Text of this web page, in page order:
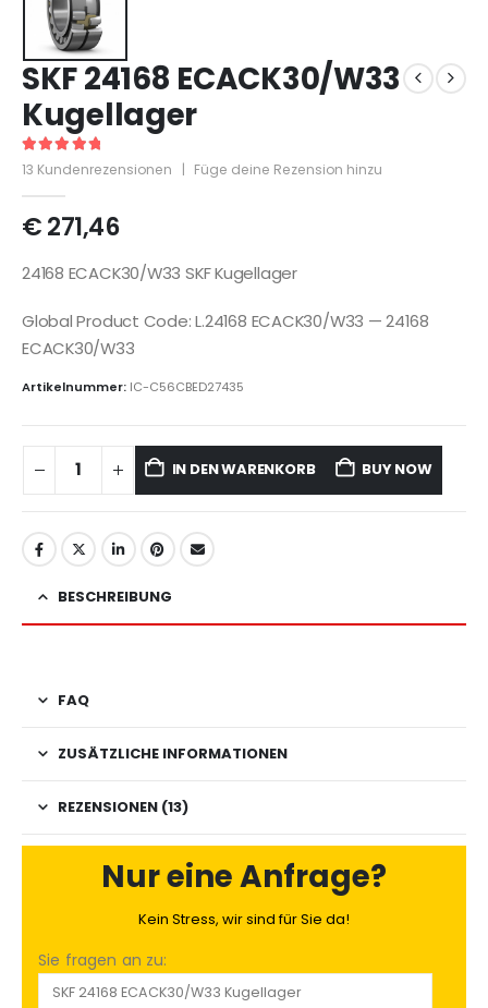
SKF 24168 ECACK30/W33
Kugellager
5out of 5
13 Kundenrezensionen | Füge deine Rezension hinzu
€271,46
24168 ECACK30/W33 SKF Kugellager
Global Product Code: L.24168 ECACK30/W33 — 24168
ECACK30/W33
Artikelnummer: IC-C56CBED27435
IN DEN WARENKORB BUY NOW
BESCHREIBUNG
FAQ
ZUSÄTZLICHE INFORMATIONEN
REZENSIONEN (13)
Nur eine Anfrage?
Kein Stress, wir sind für Sie da!
Sie fragen an zu: